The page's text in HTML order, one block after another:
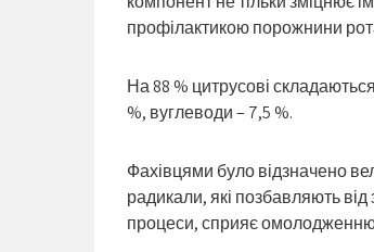
профілактикою порожнини
На 88 % цитрусові
%, вуглеводи – 7,5 %.
Фахівцями було відзначено
радикали, які позбавляють від
процеси, сприяє омолодженню